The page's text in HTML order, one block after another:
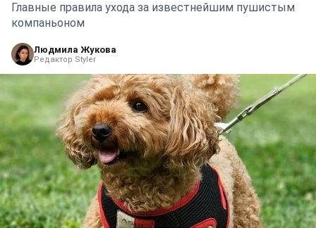
Главные правила ухода за известнейшим пушистым
компаньоном
Людмила Жукова
Редактор Styler